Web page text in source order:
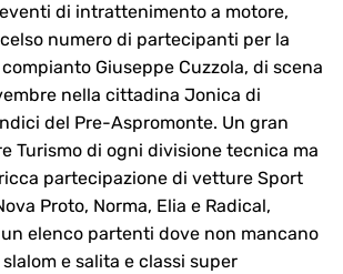
di intrattenimento a motore,
numero di partecipanti per la
Giuseppe Cuzzola, di scena
nella cittadina Jonica di
del Pre-Aspromonte. Un gran
Turismo di ogni divisione tecnica ma
partecipazione di vetture Sport
Proto, Norma, Elia e Radical,
elenco partenti dove non mancano
e salita e classi super